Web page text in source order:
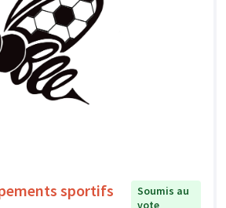
sportifs
Soumis au
vote